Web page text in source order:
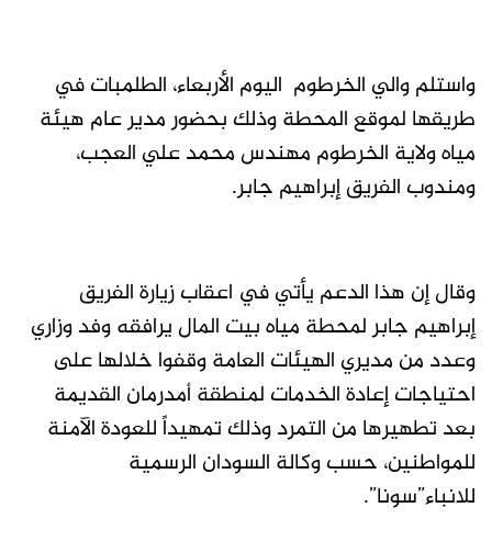
واستلم والي الخرطوم اليوم الأربعاء، الطلمبات في
طريقها لموقع المحطة وذلك بحضور مدير عام هيئة
مياه ولاية الخرطوم مهندس محمد علي العجب،
ومندوب الفريق إبراهيم جابر.
وقال إن هذا الدعم يأتي في اعقاب زيارة الفريق
إبراهيم جابر لمحطة مياه بيت المال يرافقه وفد وزاري
وعدد من مديري الهيئات العامة وقفوا خلالها على
احتياجات إعادة الخدمات لمنطقة أمدرمان القديمة
بعد تطهيرها من التمرد وذلك تمهيداً للعودة الآمنة
للمواطنين، حسب وكالة السودان الرسمية
للانباء”سونا”.